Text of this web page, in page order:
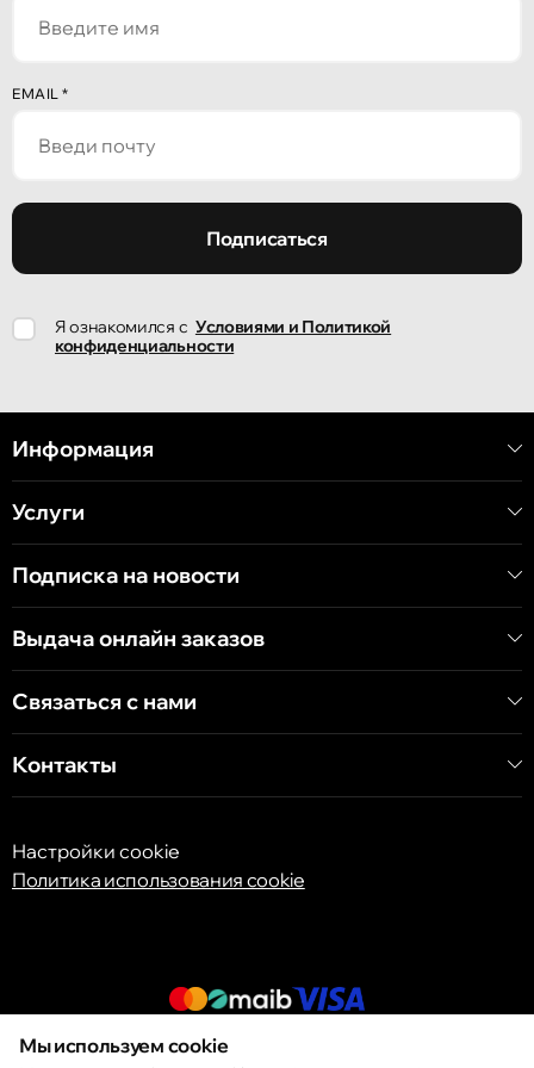
улица Ион Крянгэ, 78
Кишинёв
Хынчештское шоссе, 60/4
бульвар Дечебал, 139
EMAIL *
Подписаться
Я ознакомился с Условиями и Политикой
конфиденциальности
Информация
Услуги
Подписка на новости
Выдача онлайн заказов
Связаться с нами
Контакты
Настройки cookie
Политика использования cookie
© 2013 – 2026 ECOM
Мы используем cookie